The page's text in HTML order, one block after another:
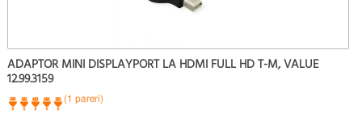
ADAPTOR MINI DISPLAYPORT LA HDMI FULL HD T-M, VALUE
12.99.3159
(1 pareri)